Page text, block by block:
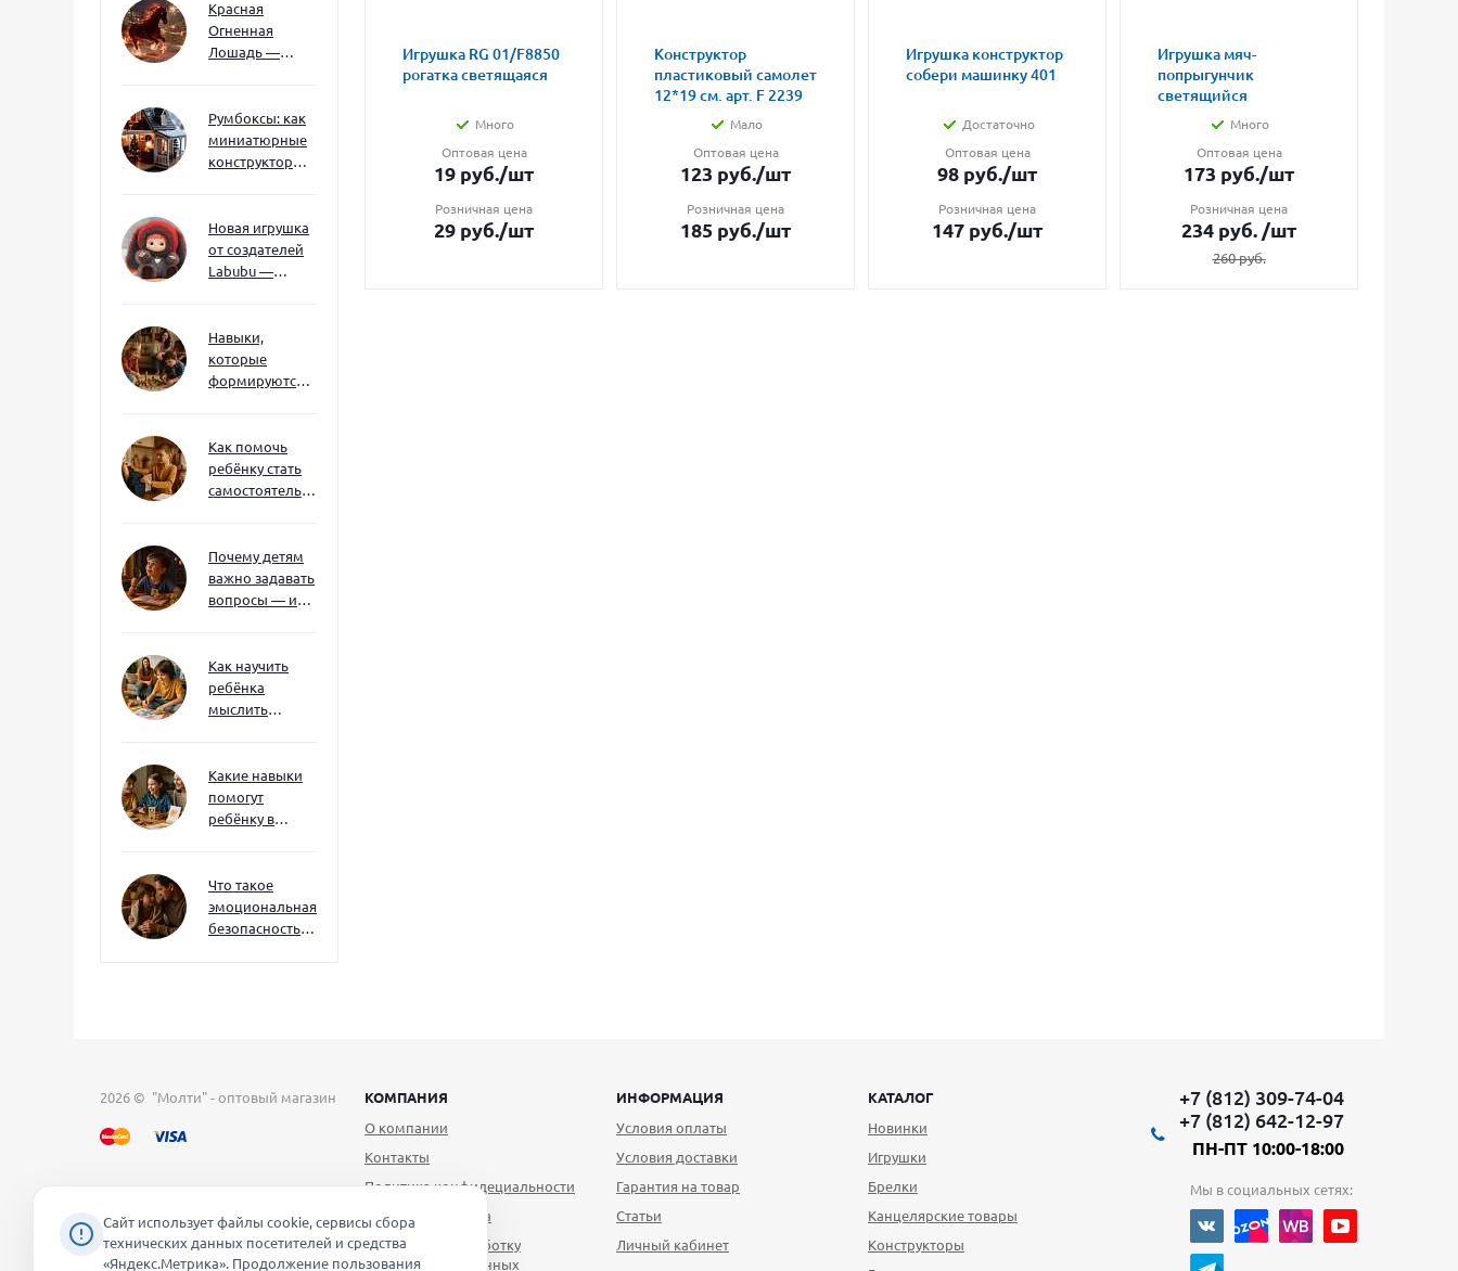
Красная
Огненная
Лошадь —
ждать и как
подготовиться
Румбоксы: как
миниатюрные
конструкторы
мышление и
внимание к
деталям
Новая игрушка
от создателей
Labubu —
Навыки,
которые
формируются
ребёнка
успешным
Как помочь
ребёнку стать
самостоятельным
Почему детям
важно задавать
вопросы — и
Как научить
ребёнка
мыслить
сложностей
Какие навыки
помогут
ребёнку в
их уже сейчас
Что такое
эмоциональная
безопасность
Игрушка RG 01/F8850
рогатка светящаяся
Много
Оптовая цена
19 руб./шт
Розничная цена
29 руб./шт
Конструктор
пластиковый самолет
12*19 см. арт. F 2239
Мало
Оптовая цена
123 руб./шт
Розничная цена
185 руб./шт
Игрушка конструктор
собери машинку 401
Достаточно
Оптовая цена
98 руб./шт
Розничная цена
147 руб./шт
Игрушка мяч-
попрыгунчик
светящийся
Много
Оптовая цена
173 руб./шт
Розничная цена
234 руб. /шт
260руб.
2026 © "Молти" - оптовый магазин
КОМПАНИЯ
О компании
Контакты
Политика конфидециальности
Публичная оферта
Согласие на обработку
персональных данных
ИНФОРМАЦИЯ
Условия оплаты
Условия доставки
Гарантия на товар
Статьи
Личный кабинет
КАТАЛОГ
Новинки
Игрушки
Брелки
Канцелярские товары
Конструкторы
+7 (812) 309-74-04
+7 (812) 642-12-97
ПН-ПТ 10:00-18:00
Мы в социальных сетях:
Сайт использует файлы cookie, сервисы сбора
технических данных посетителей и средства
«Яндекс.Метрика». Продолжение пользования